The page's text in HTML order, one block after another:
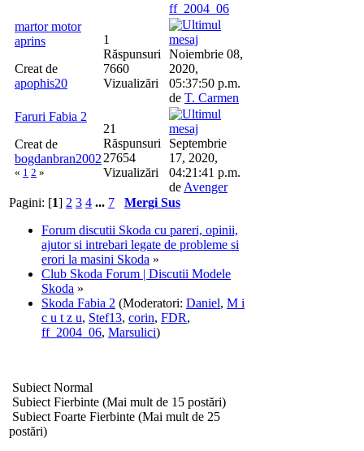
ff_2004_06
martor motor
aprins
Creat de
apophis20
1
Răspunsuri
7660
Vizualizări
Noiembrie 08,
2020,
05:37:50 p.m.
de T. Carmen
Faruri Fabia 2
Creat de
bogdanbran2002
« 1 2 »
21
Răspunsuri
27654
Vizualizări
Septembrie
17, 2020,
04:21:41 p.m.
de Avenger
Pagini: [1] 2 3 4 ... 7
Mergi Sus
Forum discutii Skoda cu pareri, opinii,
ajutor si intrebari legate de probleme si
erori la masini Skoda »
Club Skoda Forum | Discutii Modele
Skoda »
Skoda Fabia 2 (Moderatori: Daniel, M i
c u t z u, Stef13, corin, FDR,
ff_2004_06, Marsulici)
Subiect Normal
Subiect Fierbinte (Mai mult de 15 postări)
Subiect Foarte Fierbinte (Mai mult de 25
postări)